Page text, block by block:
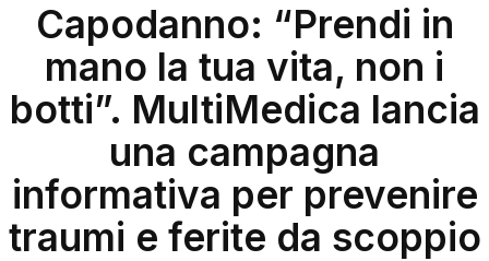
Capodanno: “Prendi in
mano la tua vita, non i
botti”. MultiMedica lancia
una campagna
informativa per prevenire
traumi e ferite da scoppio